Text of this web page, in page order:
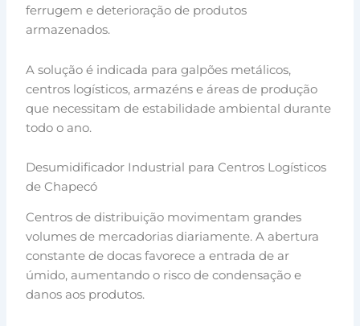
ferrugem e deterioração de produtos
armazenados.
A solução é indicada para galpões metálicos,
centros logísticos, armazéns e áreas de produção
que necessitam de estabilidade ambiental durante
todo o ano.
Desumidificador Industrial para Centros Logísticos
de Chapecó
Centros de distribuição movimentam grandes
volumes de mercadorias diariamente. A abertura
constante de docas favorece a entrada de ar
úmido, aumentando o risco de condensação e
danos aos produtos.